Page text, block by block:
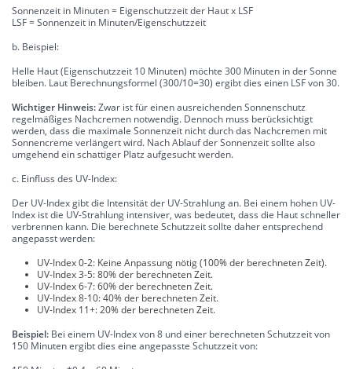
Sonnenzeit in Minuten = Eigenschutzzeit der Haut x LSF
LSF = Sonnenzeit in Minuten/Eigenschutzzeit
b. Beispiel:
Helle Haut (Eigenschutzzeit 10 Minuten) möchte 300 Minuten in der Sonne
bleiben. Laut Berechnungsformel (300/10=30) ergibt dies einen LSF von 30.
Wichtiger Hinweis:Zwar ist für einen ausreichenden Sonnenschutz
regelmäßiges Nachcremen notwendig. Dennoch muss berücksichtigt
werden, dass die maximale Sonnenzeit nicht durch das Nachcremen mit
Sonnencreme verlängert wird. Nach Ablauf der Sonnenzeit sollte also
umgehend ein schattiger Platz aufgesucht werden.
c. Einfluss des UV-Index:
Der UV-Index gibt die Intensität der UV-Strahlung an. Bei einem hohen UV-
Index ist die UV-Strahlung intensiver, was bedeutet, dass die Haut schneller
verbrennen kann. Die berechnete Schutzzeit sollte daher entsprechend
angepasst werden:
UV-Index 0-2: Keine Anpassung nötig (100% der berechneten Zeit).
UV-Index 3-5: 80% der berechneten Zeit.
UV-Index 6-7: 60% der berechneten Zeit.
UV-Index 8-10: 40% der berechneten Zeit.
UV-Index 11+: 20% der berechneten Zeit.
Beispiel: Bei einem UV-Index von 8 und einer berechneten Schutzzeit von
150 Minuten ergibt dies eine angepasste Schutzzeit von: